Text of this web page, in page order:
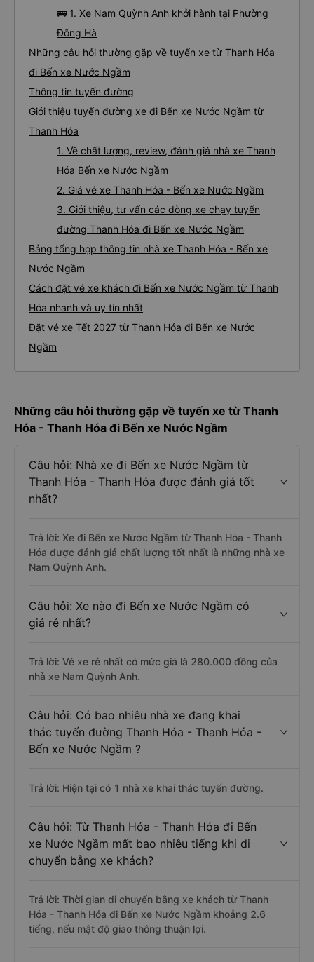
🚌 1. Xe Nam Quỳnh Anh khởi hành tại Phường
Đông Hà
Những câu hỏi thường gặp về tuyến xe từ Thanh Hóa
đi Bến xe Nước Ngầm
Thông tin tuyến đường
Giới thiệu tuyến đường xe đi Bến xe Nước Ngầm từ
Thanh Hóa
1. Về chất lượng, review, đánh giá nhà xe Thanh
Hóa Bến xe Nước Ngầm
2. Giá vé xe Thanh Hóa - Bến xe Nước Ngầm
3. Giới thiệu, tư vấn các dòng xe chạy tuyến
đường Thanh Hóa đi Bến xe Nước Ngầm
Bảng tổng hợp thông tin nhà xe Thanh Hóa - Bến xe
Nước Ngầm
Cách đặt vé xe khách đi Bến xe Nước Ngầm từ Thanh
Hóa nhanh và uy tín nhất
Đặt vé xe Tết 2027 từ Thanh Hóa đi Bến xe Nước
Ngầm
Những câu hỏi thường gặp về tuyến xe từ Thanh
Hóa - Thanh Hóa đi Bến xe Nước Ngầm
Câu hỏi: Nhà xe đi Bến xe Nước Ngầm từ
Thanh Hóa - Thanh Hóa được đánh giá tốt
nhất?
Trả lời: Xe đi Bến xe Nước Ngầm từ Thanh Hóa - Thanh
Hóa được đánh giá chất lượng tốt nhất là những nhà xe
Nam Quỳnh Anh.
Câu hỏi: Xe nào đi Bến xe Nước Ngầm có
giá rẻ nhất?
Trả lời: Vé xe rẻ nhất có mức giá là 280.000 đồng của
nhà xe Nam Quỳnh Anh.
Câu hỏi: Có bao nhiêu nhà xe đang khai
thác tuyến đường Thanh Hóa - Thanh Hóa -
Bến xe Nước Ngầm ?
Trả lời: Hiện tại có 1 nhà xe khai thác tuyến đường.
Câu hỏi: Từ Thanh Hóa - Thanh Hóa đi Bến
xe Nước Ngầm mất bao nhiêu tiếng khi di
chuyển bằng xe khách?
Trả lời: Thời gian di chuyển bằng xe khách từ Thanh
Hóa - Thanh Hóa đi Bến xe Nước Ngầm khoảng 2.6
tiếng, nếu mật độ giao thông thuận lợi.